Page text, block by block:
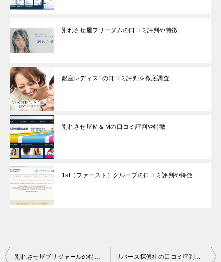
別れさせ屋フリーダムの口コミ評判や特徴
銀座レディス1の口コミ評判を徹底調査
別れさせ屋Ｍ＆Ｍの口コミ評判や特徴
1st（ファースト）グループの口コミ評判や特徴
投